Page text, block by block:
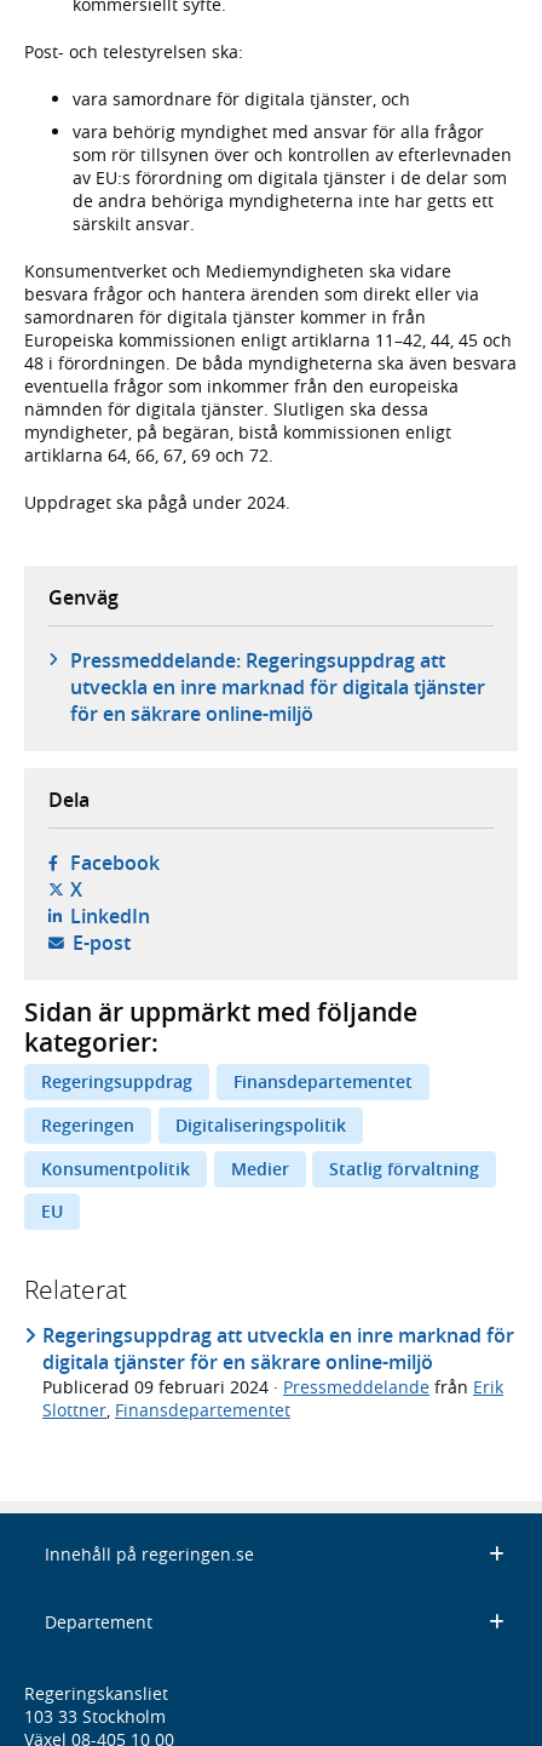
Post- och telestyrelsen ska:
vara samordnare för digitala tjänster, och
vara behörig myndighet med ansvar för alla frågor
som rör tillsynen över och kontrollen av efterlevnaden
av EU:s förordning om digitala tjänster i de delar som
de andra behöriga myndigheterna inte har getts ett
särskilt ansvar.
Konsumentverket och Mediemyndigheten ska vidare
besvara frågor och hantera ärenden som direkt eller via
samordnaren för digitala tjänster kommer in från
Europeiska kommissionen enligt artiklarna 11–42, 44, 45 och
48 i förordningen. De båda myndigheterna ska även besvara
eventuella frågor som inkommer från den europeiska
nämnden för digitala tjänster. Slutligen ska dessa
myndigheter, på begäran, bistå kommissionen enligt
artiklarna 64, 66, 67, 69 och 72.
Uppdraget ska pågå under 2024.
Genväg
Pressmeddelande: Regeringsuppdrag att
utveckla en inre marknad för digitala tjänster
för en säkrare online-miljö
Dela
Facebook- öppnas i ny flik, extern webbplats,
X- öppnas i ny flik, extern webbplats,
LinkedIn- öppnas i ny flik, extern webbplats,
E-post- öppnar din e-postklient,
Sidan är uppmärkt med följande
kategorier:
Regeringsuppdrag
Finansdepartementet
Regeringen
Digitaliseringspolitik
Konsumentpolitik
Medier
Statlig förvaltning
EU
Relaterat
Regeringsuppdrag att utveckla en inre marknad för
digitala tjänster för en säkrare online-miljö
Publicerad 09 februari 2024 · Pressmeddelande från Erik
Slottner, Finansdepartementet
Innehåll på regeringen.se
Departement
Regeringskansliet
103 33 Stockholm
Växel 08-405 10 00